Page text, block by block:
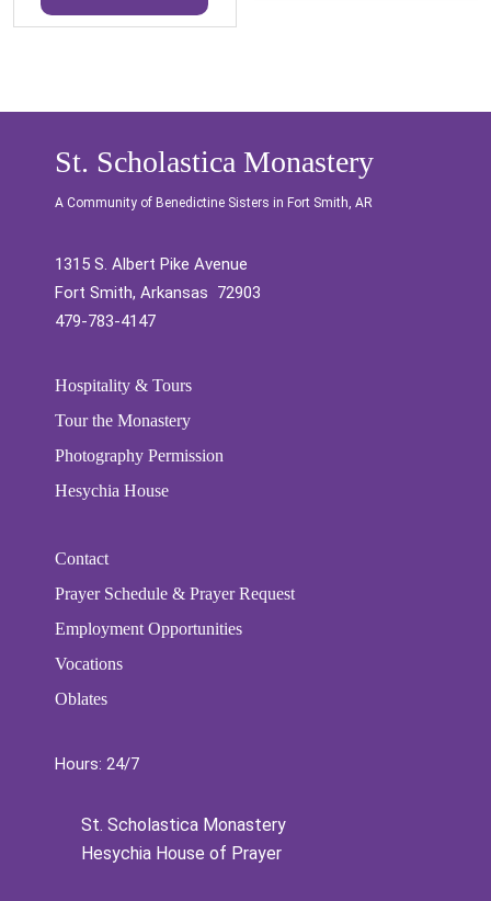
St. Scholastica Monastery
A Community of Benedictine Sisters in Fort Smith, AR
1315 S. Albert Pike Avenue
Fort Smith, Arkansas 72903
479-783-4147
Hospitality & Tours
Tour the Monastery
Photography Permission
Hesychia House
Contact
Prayer Schedule & Prayer Request
Employment Opportunities
Vocations
Oblates
Hours: 24/7
St. Scholastica Monastery
Hesychia House of Prayer